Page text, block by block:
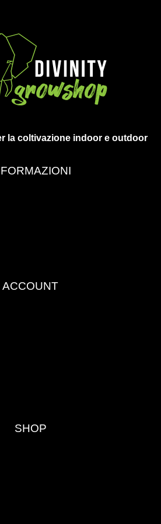
la coltivazione indoor e outdoor
ACCOUNT
SHOP